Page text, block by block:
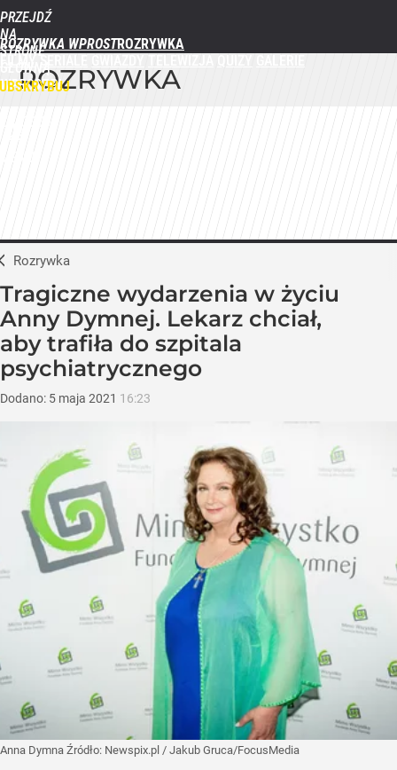
PRZEJDŹ
NA
STRONĘ
GŁÓWNĄ
WPROST.PL
ROZRYWKA WPROST
ROZRYWKA
Rozrywka
Tragiczne wydarzenia w życiu
Anny Dymnej. Lekarz chciał,
aby trafiła do szpitala
psychiatrycznego
Dodano: 5 maja 2021 16:23
Anna Dymna Źródło: Newspix.pl / Jakub Gruca/FocusMedia